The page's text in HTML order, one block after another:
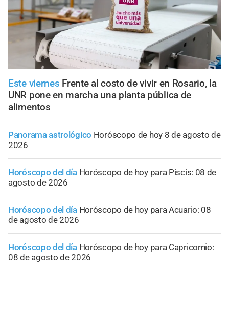
Este viernes Frente al costo de vivir en Rosario, la
UNR pone en marcha una planta pública de
alimentos
Panorama astrológico Horóscopo de hoy 8 de agosto de
2026
Horóscopo del día Horóscopo de hoy para Piscis: 08 de
agosto de 2026
Horóscopo del día Horóscopo de hoy para Acuario: 08
de agosto de 2026
Horóscopo del día Horóscopo de hoy para Capricornio:
08 de agosto de 2026